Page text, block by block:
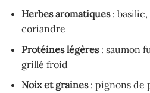
Herbes aromatiques: basilic,
coriandre
Protéines légères: saumon
grillé froid
Noix et graines: pignons de